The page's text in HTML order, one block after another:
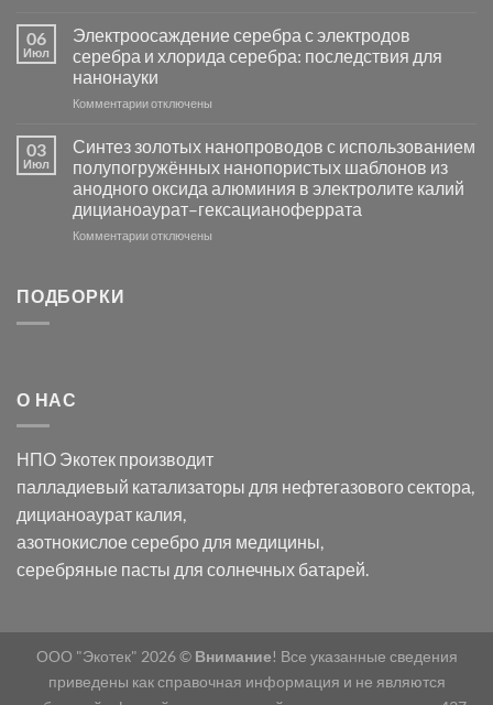
группы
фотокаталитической
активности
Хлорида
Серебра-
в
видимом
свете
с
помощью
модификации
06
Июл
Электроосаждение серебра с электродов
серебра и хлорида серебра: последствия для
нанонауки
Комментариик
серебра
с
электродов
серебра
и
отключены
03
Июл
Синтез золотых нанопроводов с использованием
полупогружённых нанопористых шаблонов из
анодного оксида алюминия в электролите калий
дицианоаурат–гексацианоферрата
Комментариик
оксида
в
электролите
калий
дицианоаурат–
гексацианоферрата
отключены
ПОДБОРКИ
О НАС
НПО Экотек производит
палладиевый катализаторы для нефтегазового сектора,
дицианоаурат калия,
азотнокислое серебро для медицины,
серебряные пасты для солнечных батарей.
ООО "Экотек" 2026 © Внимание! Все указанные сведения
приведены как справочная информация и не являются